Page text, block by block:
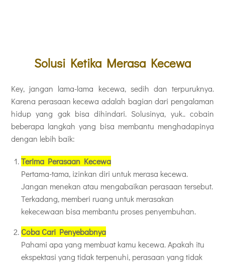
Solusi Ketika Merasa Kecewa
Key, jangan lama-lama kecewa, sedih dan terpuruknya.
Karena perasaan kecewa adalah bagian dari pengalaman
hidup yang gak bisa dihindari. Solusinya, yuk.. cobain
beberapa langkah yang bisa membantu menghadapinya
dengan lebih baik:
Terima Perasaan Kecewa
Pertama-tama, izinkan diri untuk merasa kecewa.
Jangan menekan atau mengabaikan perasaan tersebut.
Terkadang, memberi ruang untuk merasakan
kekecewaan bisa membantu proses penyembuhan.
Coba Cari Penyebabnya
Pahami apa yang membuat kamu kecewa. Apakah itu
ekspektasi yang tidak terpenuhi, perasaan yang tidak